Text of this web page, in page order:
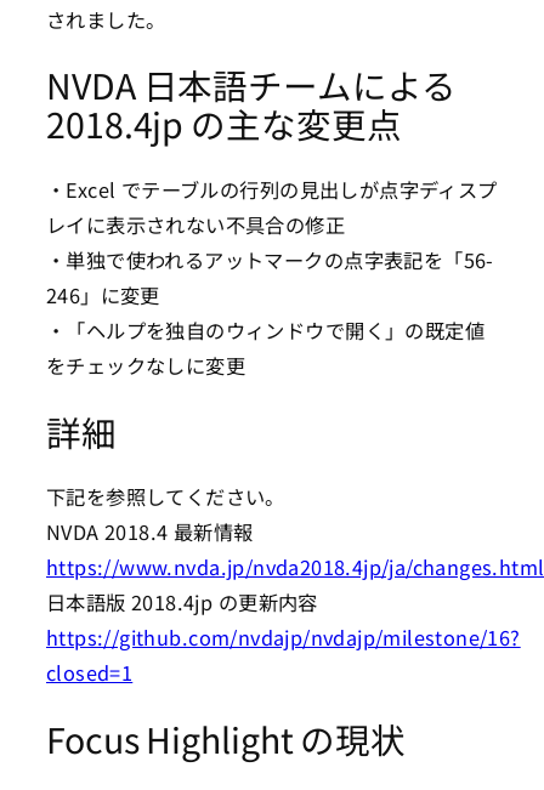
されました。
NVDA 日本語チームによる
2018.4jp の主な変更点
・Excel でテーブルの行列の見出しが点字ディスプ
レイに表示されない不具合の修正
・単独で使われるアットマークの点字表記を「56-
246」に変更
・「ヘルプを独自のウィンドウで開く」の既定値
をチェックなしに変更
詳細
下記を参照してください。
NVDA 2018.4 最新情報
https://www.nvda.jp/nvda2018.4jp/ja/changes.html
日本語版 2018.4jp の更新内容
https://github.com/nvdajp/nvdajp/milestone/16?
closed=1
Focus Highlight の現状